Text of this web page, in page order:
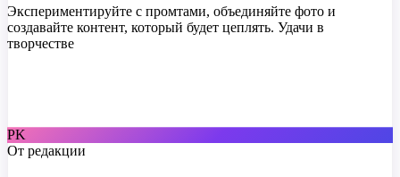
Экспериментируйте с промтами, объединяйте фото и
создавайте контент, который будет цеплять. Удачи в
творчестве
PK
От редакции